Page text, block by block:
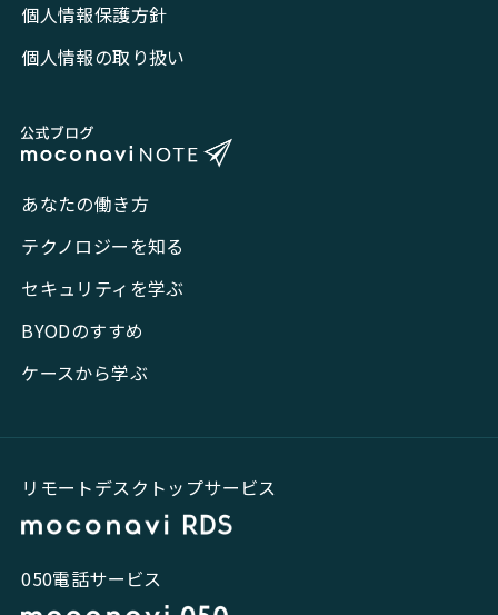
個人情報保護方針
個人情報の取り扱い
あなたの働き方
テクノロジーを知る
セキュリティを学ぶ
BYODのすすめ
ケースから学ぶ
リモートデスクトップサービス
050電話サービス